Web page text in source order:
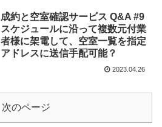
成約と空室確認サービス Q&A #9
スケジュールに沿って複数元付業
者様に架電して、空室一覧を指定
アドレスに送信手配可能？
2023.04.26
次のページ